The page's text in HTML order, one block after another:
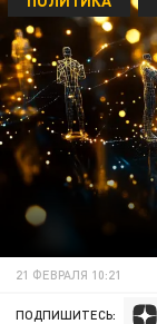
21 ФЕВРАЛЯ 10:21
ПОДПИШИТЕСЬ: